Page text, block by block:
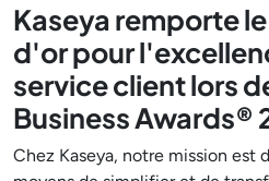
Kaseya remporte
d'or pour
service client lors
Business Awards®
Chez Kaseya, notre mission est